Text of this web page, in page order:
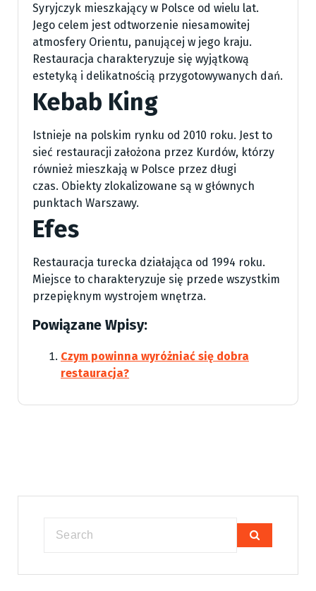
Syryjczyk mieszkający w Polsce od wielu lat.
Jego celem jest odtworzenie niesamowitej
atmosfery Orientu, panującej w jego kraju.
Restauracja charakteryzuje się wyjątkową
estetyką i delikatnością przygotowywanych dań.
Kebab King
Istnieje na polskim rynku od 2010 roku. Jest to
sieć restauracji założona przez Kurdów, którzy
również mieszkają w Polsce przez długi
czas. Obiekty zlokalizowane są w głównych
punktach Warszawy.
Efes
Restauracja turecka działająca od 1994 roku.
Miejsce to charakteryzuje się przede wszystkim
przepięknym wystrojem wnętrza.
Powiązane Wpisy:
Czym powinna wyróżniać się dobra
restauracja?